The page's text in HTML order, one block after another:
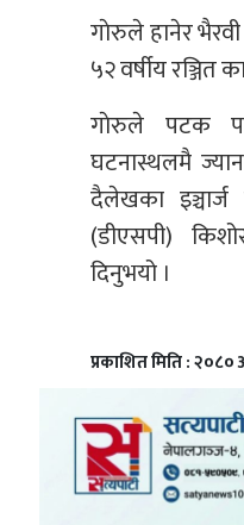
गाेरुले हानेर
५२ वर्षीय रञ्जित
गाेरुले पटक
घटनास्थलमै
दैलेखका इञ्चार्ज
(डीएसपी)
दिनुभयो ।
प्रकाशित मिति :